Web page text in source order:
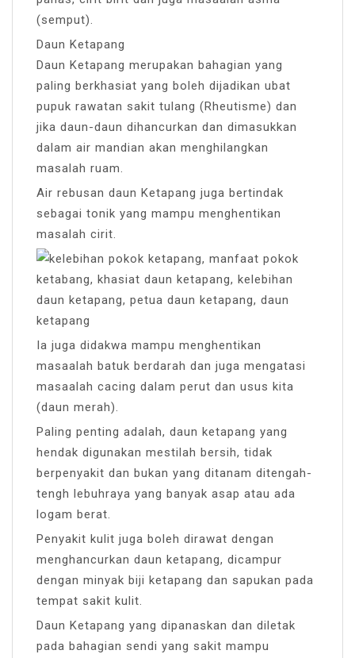
(semput).
Daun Ketapang
Daun Ketapang merupakan bahagian yang
paling berkhasiat yang boleh dijadikan ubat
pupuk rawatan sakit tulang (Rheutisme) dan
jika daun-daun dihancurkan dan dimasukkan
dalam air mandian akan menghilangkan
masalah ruam.
Air rebusan daun Ketapang juga bertindak
sebagai tonik yang mampu menghentikan
masalah cirit.
Ia juga didakwa mampu menghentikan
masaalah batuk berdarah dan juga mengatasi
masaalah cacing dalam perut dan usus kita
(daun merah).
Paling penting adalah, daun ketapang yang
hendak digunakan mestilah bersih, tidak
berpenyakit dan bukan yang ditanam ditengah-
tengh lebuhraya yang banyak asap atau ada
logam berat.
Penyakit kulit juga boleh dirawat dengan
menghancurkan daun ketapang, dicampur
dengan minyak biji ketapang dan sapukan pada
tempat sakit kulit.
Daun Ketapang yang dipanaskan dan diletak
pada bahagian sendi yang sakit mampu